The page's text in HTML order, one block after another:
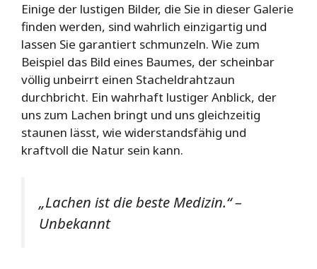
Einige der lustigen Bilder, die Sie in dieser Galerie
finden werden, sind wahrlich einzigartig und
lassen Sie garantiert schmunzeln. Wie zum
Beispiel das Bild eines Baumes, der scheinbar
völlig unbeirrt einen Stacheldrahtzaun
durchbricht. Ein wahrhaft lustiger Anblick, der
uns zum Lachen bringt und uns gleichzeitig
staunen lässt, wie widerstandsfähig und
kraftvoll die Natur sein kann.
„Lachen ist die beste Medizin.“ –
Unbekannt